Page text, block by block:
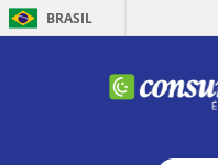
BRASIL